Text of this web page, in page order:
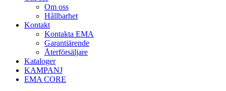
Om oss
Hållbarhet
Kontakt
Kontakta EMA
Garantiärende
Återförsäljare
Kataloger
KAMPANJ
EMA CORE